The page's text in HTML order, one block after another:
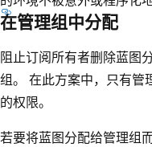
在管理组中分配
阻止订阅所有者删除蓝图
组。 在此方案中，只有管
的权限。
若要将蓝图分配给管理组